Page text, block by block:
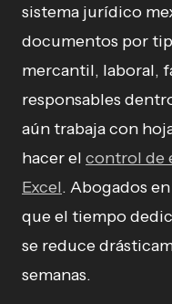
sistema jurídico
documentos por
mercantil, laboral,
responsables
aún trabaja con
hacer el control de
Excel. Abogados en
que el tiempo
se reduce
semanas.